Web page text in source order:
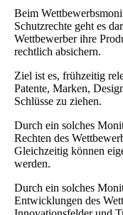
Beim
Schutzrechte geht es
Wettbewerber ihre
rechtlich absichern.
Ziel ist es, frühzeitig
Patente, Marken,
Schlüsse zu ziehen.
Durch ein solches
Rechten des
Gleichzeitig können
werden.
Durch ein solches
Entwicklungen des